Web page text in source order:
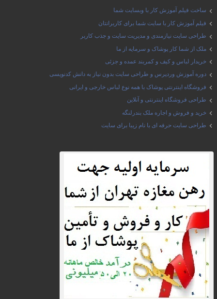
ساخت فیلم آموزش کار با وبسایت شما
فیلم آموزش کار با سایت شما برای کاربرانتان
طراحی سایت نیازمندی و مدیریت سایت و جذب کاربر
ملک از شما کار پوشاک و سرمایه از ما
خریدار لباس و کیف و کمربند عمده و جزئی
دوره آموزش وردپرس و طراحی سایت بدون نیاز به دانش کدنویسی
فروشگاه اینترنتی پوشاک با همه نوع لباس خارجی و ایرانی
طراحی فروشگاه اینترنتی و آنلاین
خرید و فروش و اجاره ملک بندرلنگه
طراحی سایت حرفه ای با نام زیبا برای سایت